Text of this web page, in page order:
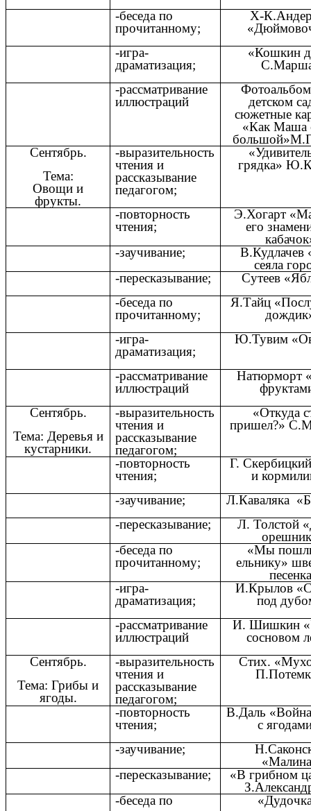
-беседа по
прочитанному;
Х-
-игра-
драматизация;
«Кошкин
-рассматривание
иллюстраций
детском
сюжетные
«Как Маша
Сентябрь.
Тема:
Овощи и
фрукты.
-выразительность
чтения и
рассказывание
педагогом;
грядка»
-повторность
чтения;
Э.Хогарт
его
-заучивание;
В.Кудлачев
сеяла
-пересказывание;
Сутеев
-беседа по
прочитанному;
Я.Тайц
-игра-
драматизация;
Ю.Тувим
-рассматривание
иллюстраций
Натюрморт
Сентябрь.
Тема: Деревья и
кустарники.
-выразительность
чтения и
рассказывание
педагогом;
«Откуда
пришел?»
-повторность
чтения;
Г.
и
-заучивание;
Л.Каваляка
-пересказывание;
Л. Толстой
-беседа по
прочитанному;
«Мы
ельнику»
песенка
-игра-
драматизация;
И.Крылов
под
-рассматривание
иллюстраций
И. Шишкин
сосновом
Сентябрь.
Тема: Грибы и
ягоды.
-выразительность
чтения и
рассказывание
педагогом;
Стих.
-повторность
чтения;
В.Даль
с
-заучивание;
-пересказывание;
«В грибном
-беседа по